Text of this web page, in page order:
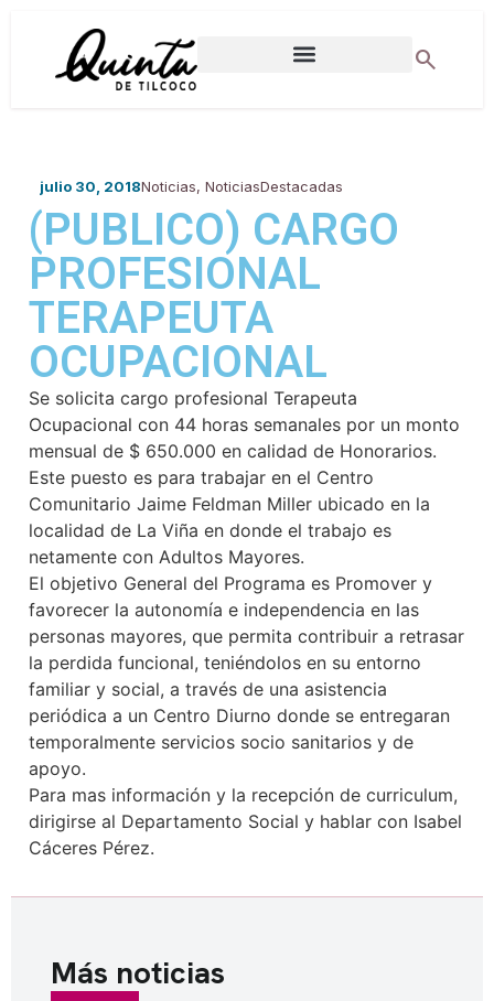
search
julio 30, 2018Noticias, NoticiasDestacadas
(PUBLICO) CARGO
PROFESIONAL
TERAPEUTA
OCUPACIONAL
Se solicita cargo profesional Terapeuta
Ocupacional con 44 horas semanales por un monto
mensual de $ 650.000 en calidad de Honorarios.
Este puesto es para trabajar en el Centro
Comunitario Jaime Feldman Miller ubicado en la
localidad de La Viña en donde el trabajo es
netamente con Adultos Mayores.
El objetivo General del Programa es Promover y
favorecer la autonomía e independencia en las
personas mayores, que permita contribuir a retrasar
la perdida funcional, teniéndolos en su entorno
familiar y social, a través de una asistencia
periódica a un Centro Diurno donde se entregaran
temporalmente servicios socio sanitarios y de
apoyo.
Para mas información y la recepción de curriculum,
dirigirse al Departamento Social y hablar con Isabel
Cáceres Pérez.
Más noticias